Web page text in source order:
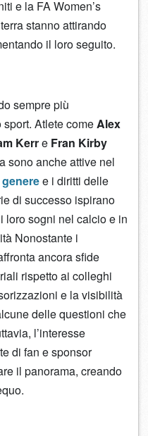
e la FA Women’s
stanno attirando
il loro seguito.
sempre più
Atlete comeAlex
Kerre Fran Kirby
sono anche attive nel
e i diritti delle
di successo ispirano
loro sogni nel calcio e in
Nonostante i
ancora sfide
rispetto ai colleghi
e la visibilità
delle questioni che
l’interesse
di fan e sponsor
il panorama, creando